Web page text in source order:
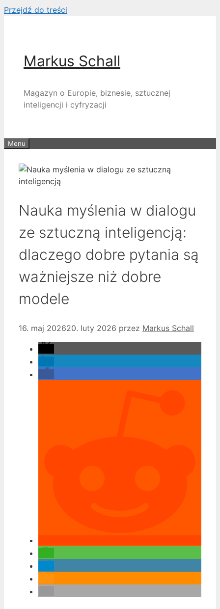
Przejdź do treści
Markus Schall
Magazyn o Europie, biznesie, sztucznej
inteligencji i cyfryzacji
Menu
Nauka myślenia w dialogu
ze sztuczną inteligencją:
dlaczego dobre pytania są
ważniejsze niż dobre
modele
16. maj 202620. luty 2026 przez Markus Schall